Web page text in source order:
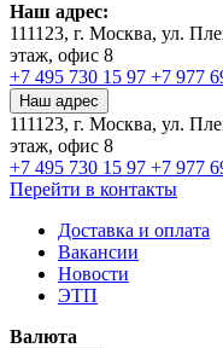
Наш адрес:
111123, г. Москва, ул.
этаж, офис 8
+7 495 730 15 97 +7 977
Наш адрес
111123, г. Москва, ул.
этаж, офис 8
+7 495 730 15 97 +7 977
Перейти в контакты
Доставка и оплата
Вакансии
Новости
ЭТП
Валюта